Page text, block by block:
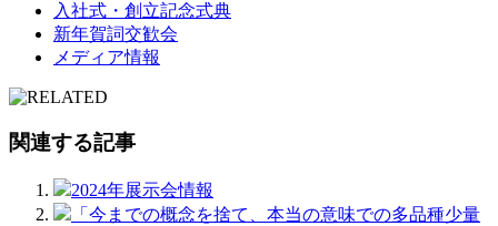
入社式・創立記念式典
新年賀詞交歓会
メディア情報
関連する記事
2024年展示会情報
「今までの概念を捨て、本当の意味での多品種少量